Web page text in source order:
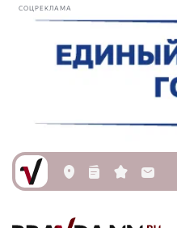
СОЦРЕКЛАМА
L n s M